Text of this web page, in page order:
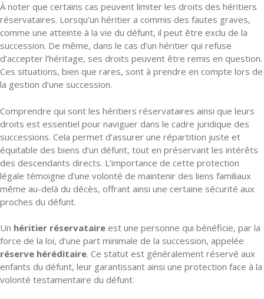
À noter que certains cas peuvent limiter les droits des héritiers
réservataires. Lorsqu’un héritier a commis des fautes graves,
comme une atteinte à la vie du défunt, il peut être exclu de la
succession. De même, dans le cas d’un héritier qui refuse
d’accepter l’héritage, ses droits peuvent être remis en question.
Ces situations, bien que rares, sont à prendre en compte lors de
la gestion d’une succession.
Comprendre qui sont les héritiers réservataires ainsi que leurs
droits est essentiel pour naviguer dans le cadre juridique des
successions. Cela permet d’assurer une répartition juste et
équitable des biens d’un défunt, tout en préservant les intérêts
des descendants directs. L’importance de cette protection
légale témoigne d’une volonté de maintenir des liens familiaux
même au-delà du décès, offrant ainsi une certaine sécurité aux
proches du défunt.
Un héritier réservataire est une personne qui bénéficie, par la
force de la loi, d’une part minimale de la succession, appelée
réserve héréditaire. Ce statut est généralement réservé aux
enfants du défunt, leur garantissant ainsi une protection face à la
volonté testamentaire du défunt.